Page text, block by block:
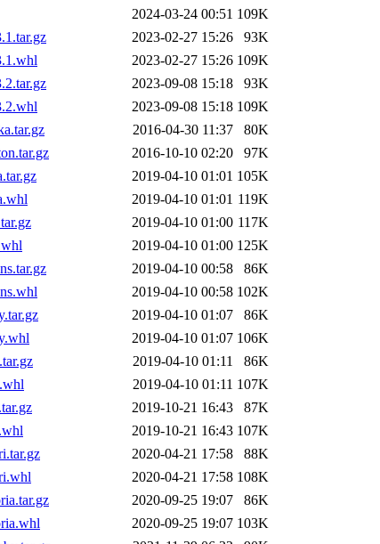
2024-03-24 00:51 109K
2023-02-27 15:26
93K
2023-02-27 15:26 109K
2023-09-08 15:18
93K
2023-09-08 15:18 109K
2016-04-30 11:37
80K
2016-10-10 02:20
97K
2019-04-10 01:01 105K
2019-04-10 01:01 119K
2019-04-10 01:00 117K
2019-04-10 01:00 125K
2019-04-10 00:58
86K
2019-04-10 00:58 102K
2019-04-10 01:07
86K
2019-04-10 01:07 106K
2019-04-10 01:11
86K
2019-04-10 01:11 107K
2019-10-21 16:43
87K
2019-10-21 16:43 107K
2020-04-21 17:58
88K
2020-04-21 17:58 108K
2020-09-25 19:07
86K
2020-09-25 19:07 103K